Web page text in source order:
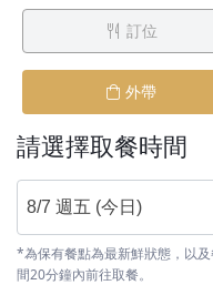
訂位
外帶
請選擇取餐時間
8/7 週五 (今日)
*為保有餐點為最新鮮狀態，以
間20分鐘內前往取餐。